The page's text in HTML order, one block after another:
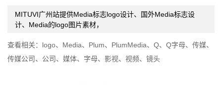
MITUVI广州站提供Media标志logo设计、国外Media标志设
计、Media的logo图片素材，
查看相关： logo、 Media、 Plum、 PlumMedia、 Q、 Q字母、 传媒、
传媒公司、 公司、 媒体、 字母、 影视、 视频、 镜头